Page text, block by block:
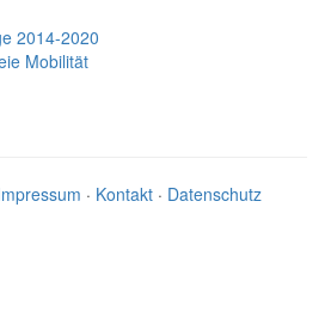
2014-2020
Mobilität
· Kontakt · Datenschutz